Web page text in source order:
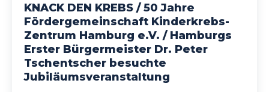
KNACK DEN KREBS / 50 Jahre
Fördergemeinschaft Kinderkrebs-
Zentrum Hamburg e.V. / Hamburgs
Erster Bürgermeister Dr. Peter
Tschentscher besuchte
Jubiläumsveranstaltung